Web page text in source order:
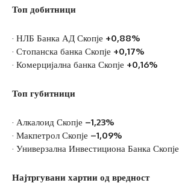
Топ добитници
· НЛБ Банка АД Скопје +0,88%
· Стопанска банка Скопје +0,17%
· Комерцијална банка Скопје +0,16%
Топ губитници
· Алкалоид Скопје –1,23%
· Макпетрол Скопје –1,09%
· Универзална Инвестициона Банка Скопје
Најтргувани хартии од вредност